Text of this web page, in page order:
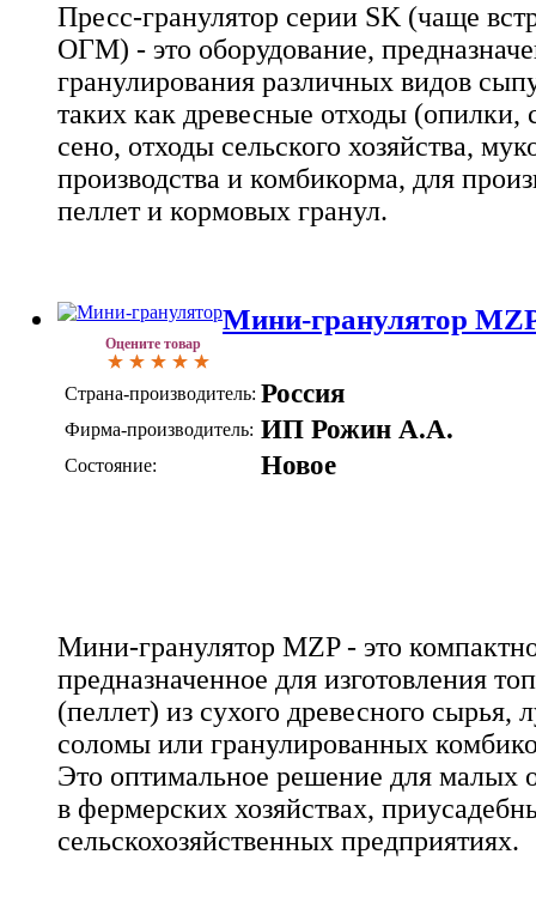
Пресс-гранулятор серии SK (чаще
ОГМ) - это оборудование,
гранулирования различных видов
таких как древесные отходы (опилки,
сено, отходы сельского хозяйства,
производства и комбикорма, для
пеллет и кормовых гранул.
Оцените товар
Мини-гранулятор
Страна-производитель: Россия
Фирма-производитель: ИП Рожин А.А.
Состояние: Новое
Мини-гранулятор MZP - это
предназначенное для изготовления
(пеллет) из сухого древесного сырья,
соломы или гранулированных
Это оптимальное решение для малых
в фермерских хозяйствах,
сельскохозяйственных предприятиях.